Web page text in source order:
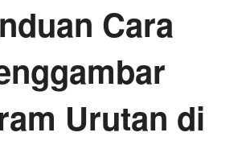
Cara
Urutan di